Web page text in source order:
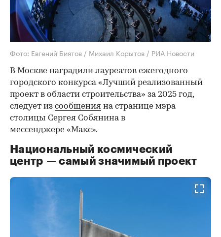
Фото: Евгений Биятов / Михаил Корытов / РИА Новости
В Москве наградили лауреатов ежегодного
городского конкурса «Лучший реализованный
проект в области строительства» за 2025 год,
следует из сообщения на странице мэра
столицы Сергея Собянина в
мессенджере «Макс».
Национальный космический
центр — самый значимый проект